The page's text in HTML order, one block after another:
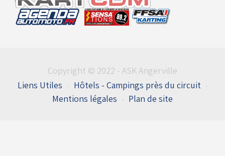
Copyright © 2022 - ASK Angerville